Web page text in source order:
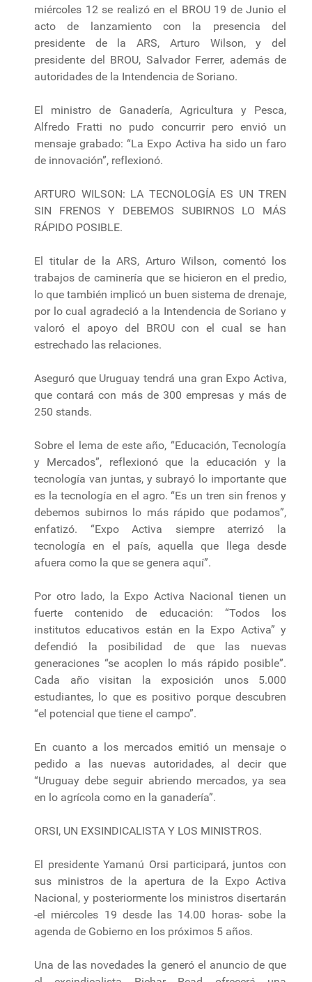
miércoles 12 se realizó en el BROU 19 de Junio el
acto de lanzamiento con la presencia del
presidente de la ARS, Arturo Wilson, y del
presidente del BROU, Salvador Ferrer, además de
autoridades de la Intendencia de Soriano.
El ministro de Ganadería, Agricultura y Pesca,
Alfredo Fratti no pudo concurrir pero envió un
mensaje grabado: “La Expo Activa ha sido un faro
de innovación”, reflexionó.
ARTURO WILSON: LA TECNOLOGÍA ES UN TREN
SIN FRENOS Y DEBEMOS SUBIRNOS LO MÁS
RÁPIDO POSIBLE.
El titular de la ARS, Arturo Wilson, comentó los
trabajos de caminería que se hicieron en el predio,
lo que también implicó un buen sistema de drenaje,
por lo cual agradeció a la Intendencia de Soriano y
valoró el apoyo del BROU con el cual se han
estrechado las relaciones.
Aseguró que Uruguay tendrá una gran Expo Activa,
que contará con más de 300 empresas y más de
250 stands.
Sobre el lema de este año, “Educación, Tecnología
y Mercados”, reflexionó que la educación y la
tecnología van juntas, y subrayó lo importante que
es la tecnología en el agro. “Es un tren sin frenos y
debemos subirnos lo más rápido que podamos”,
enfatizó. “Expo Activa siempre aterrizó la
tecnología en el país, aquella que llega desde
afuera como la que se genera aquí”.
Por otro lado, la Expo Activa Nacional tienen un
fuerte contenido de educación: “Todos los
institutos educativos están en la Expo Activa” y
defendió la posibilidad de que las nuevas
generaciones “se acoplen lo más rápido posible”.
Cada año visitan la exposición unos 5.000
estudiantes, lo que es positivo porque descubren
“el potencial que tiene el campo”.
En cuanto a los mercados emitió un mensaje o
pedido a las nuevas autoridades, al decir que
“Uruguay debe seguir abriendo mercados, ya sea
en lo agrícola como en la ganadería”.
ORSI, UN EXSINDICALISTA Y LOS MINISTROS.
El presidente Yamanú Orsi participará, juntos con
sus ministros de la apertura de la Expo Activa
Nacional, y posteriormente los ministros disertarán
-el miércoles 19 desde las 14.00 horas- sobe la
agenda de Gobierno en los próximos 5 años.
Una de las novedades la generó el anuncio de que